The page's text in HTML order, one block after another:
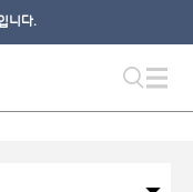
니다.